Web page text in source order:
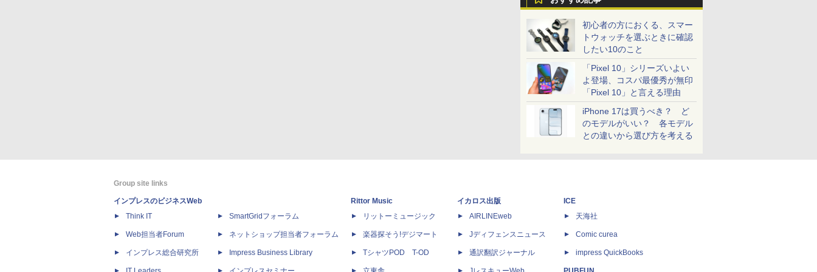
初心者の方におくる、スマー
トウォッチを選ぶときに確認
したい10のこと
「Pixel 10」シリーズいよい
よ登場、コスパ最優秀が無印
「Pixel 10」と言える理由
iPhone 17は買うべき？ ど
のモデルがいい？ 各モデル
との違いから選び方を考える
Group site links
インプレスのビジネスWeb
Think IT
Web担当者Forum
インプレス総合研究所
SmartGridフォーラム
ネットショップ担当者フォーラム
Impress Business Library
Rittor Music
リットーミュージック
楽器探そう!デジマート
TシャツPOD T-OD
イカロス出版
AIRLINEweb
Jディフェンスニュース
通訳翻訳ジャーナル
ICE
天海社
Comic curea
impress QuickBooks